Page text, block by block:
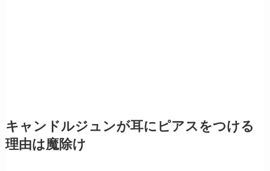
キャンドルジュンが耳にピアスをつける
理由は魔除け